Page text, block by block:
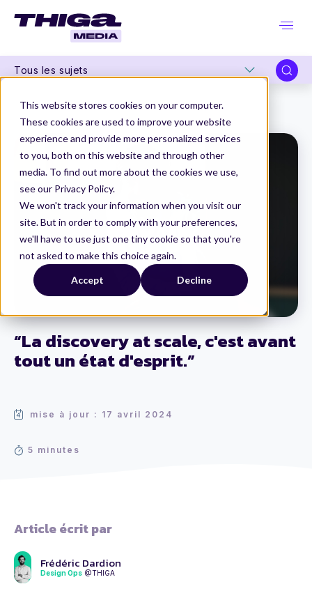
This website stores cookies on your computer.
These cookies are used to improve your website
experience and provide more personalized services
to you, both on this website and through other
media. To find out more about the cookies we use,
see our Privacy Policy.
We won't track your information when you visit our
site. But in order to comply with your preferences,
we'll have to use just one tiny cookie so that you're
not asked to make this choice again.
Accept Decline
Tous les sujets
“La discovery at scale, c'est avant
tout un état d'esprit.”
mise à jour : 17 avril 2024
5 minutes
Thiga Media
Product Management
Article écrit par
Frédéric Dardion
Design Ops @THIGA